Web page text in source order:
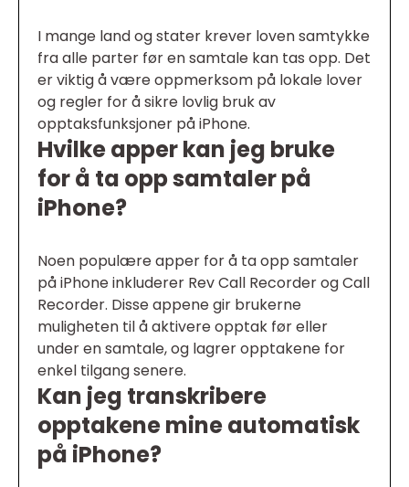
I mange land og stater krever loven samtykke
fra alle parter før en samtale kan tas opp. Det
er viktig å være oppmerksom på lokale lover
og regler for å sikre lovlig bruk av
opptaksfunksjoner på iPhone.
Hvilke apper kan jeg bruke
for å ta opp samtaler på
iPhone?
Noen populære apper for å ta opp samtaler
på iPhone inkluderer Rev Call Recorder og Call
Recorder. Disse appene gir brukerne
muligheten til å aktivere opptak før eller
under en samtale, og lagrer opptakene for
enkel tilgang senere.
Kan jeg transkribere
opptakene mine automatisk
på iPhone?